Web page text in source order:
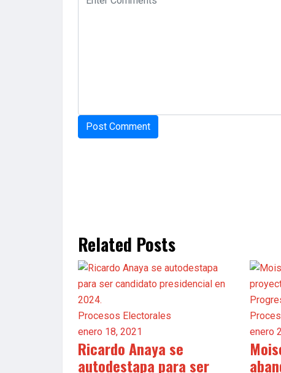
Related Posts
Procesos Electorales
enero 18, 2021
Ricardo Anaya se
autodestapa para ser
enero